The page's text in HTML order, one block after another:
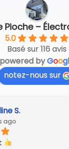
Pioche –
5.0
Basé sur 116 avis
powered byGoogl
notez-nous sur
G.
ago